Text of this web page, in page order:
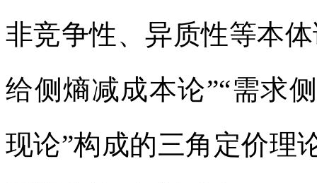
非竞争性、异质性等本
给侧熵减成本论”“需求
现论”构成的三角定价理